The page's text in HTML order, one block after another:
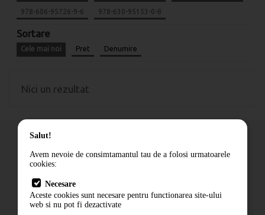
978-606-95726-9-6 978-630-95153-0-8
Sortare
Cele mai noi Pret Denumire
Nici un rezultat
Cum comand
Livrare
Contact
Salut!
Avem nevoie de consimtamantul tau de a folosi urmatoarele
cookies:
Necesare
Aceste cookies sunt necesare pentru functionarea site-ului
web si nu pot fi dezactivate